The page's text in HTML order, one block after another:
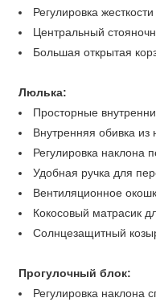
Регулировка
Центральный
Большая открытая
Люлька:
Просторные
Внутренняя обивка из
Регулировка наклона
Удобная ручка для
Вентиляционное
Кокосовый матрасик
Солнцезащитный
Прогулочный блок:
Регулировка наклона